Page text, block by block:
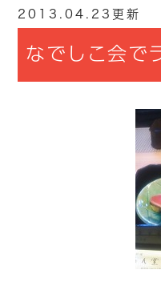
2013.04.23更新
なでしこ会で